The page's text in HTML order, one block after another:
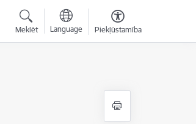
Meklēt Language Piekļūstamība